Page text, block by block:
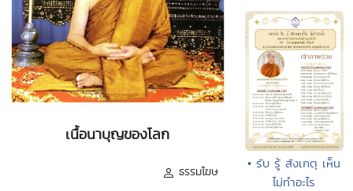
เนื้อนาบุญของโลก
ธรรมโฆษ
• รับ รู้ สังเกตุ เห็น
ไม่ทำอะไร